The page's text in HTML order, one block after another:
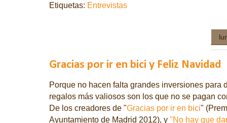
Etiquetas: Entrevistas
Gracias por ir en bici y Feliz Navidad
Porque no hacen falta grandes inversiones para
regalos más valiosos son los que no se pagan
De los creadores de "Gracias por ir en bici"
Ayuntamiento de Madrid 2012), y "No hay que